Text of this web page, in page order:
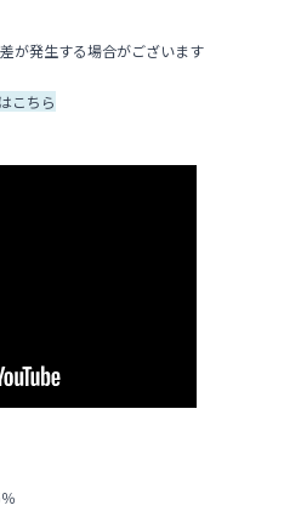
が発生する場合がございます
こちら